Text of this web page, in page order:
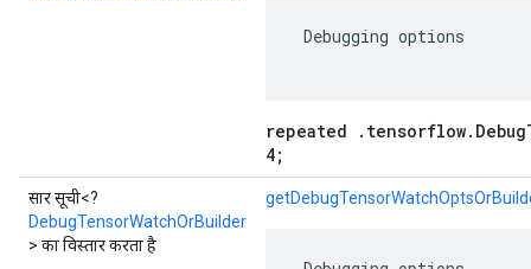
Debugging options
repeated
4;
सार सूची<?
DebugTensorWatchOrBuilder
> का विस्तार करता है